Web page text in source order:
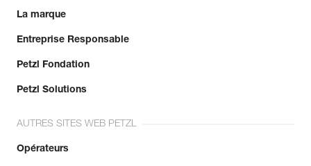
La marque
Entreprise Responsable
Petzl Fondation
Petzl Solutions
AUTRES SITES WEB PETZL
Opérateurs